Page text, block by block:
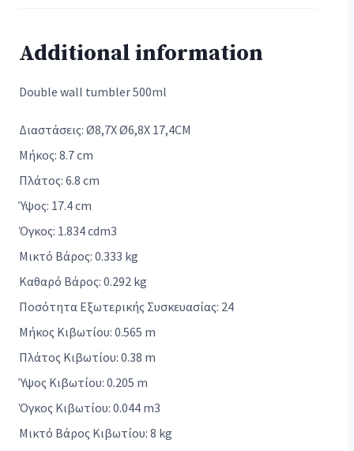
Additional information
Double wall tumbler 500ml
Διαστάσεις: Ø8,7X Ø6,8X 17,4CM
Μήκος: 8.7 cm
Πλάτος: 6.8 cm
Ύψος: 17.4 cm
Όγκος: 1.834 cdm3
Μικτό Βάρος: 0.333 kg
Καθαρό Βάρος: 0.292 kg
Ποσότητα Εξωτερικής Συσκευασίας: 24
Μήκος Κιβωτίου: 0.565 m
Πλάτος Κιβωτίου: 0.38 m
Ύψος Κιβωτίου: 0.205 m
Όγκος Κιβωτίου: 0.044 m3
Μικτό Βάρος Κιβωτίου: 8 kg